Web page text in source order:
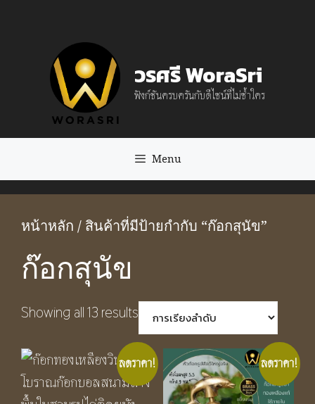
วรศรี WoraSri
ฟังก์ชันครบครันกับดีไซน์ที่ไม่ซ้ำใคร
Menu
หน้าหลัก / สินค้าที่มีป้ายกำกับ “ก๊อกสุนัข”
ก๊อกสุนัข
Showing all 13 results
ลดราคา! ลดราคา!